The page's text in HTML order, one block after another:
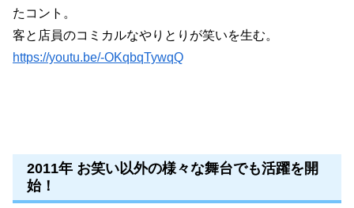
たコント。
客と店員のコミカルなやりとりが笑いを生む。
https://youtu.be/-OKqbqTywqQ
2011年 お笑い以外の様々な舞台でも活躍を開
始！